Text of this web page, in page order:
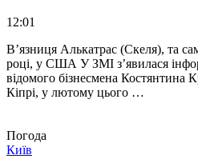
12:01
В’язниця Алькатрас (Скеля), та
році, у США У ЗМІ з’явилася
відомого бізнесмена Костянтина
Кіпрі, у лютому цього …
Погода
Київ